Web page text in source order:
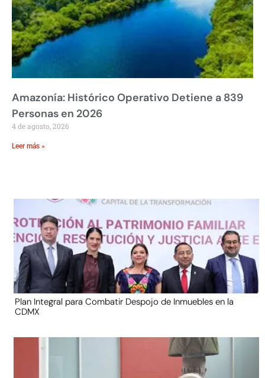
Amazonía: Histórico Operativo Detiene a 839
Personas en 2026
4 de agosto, 2026
Leer más »
Plan Integral para Combatir Despojo de Inmuebles en la
CDMX